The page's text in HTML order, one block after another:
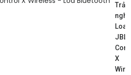
Trải
Loa
JBL
X